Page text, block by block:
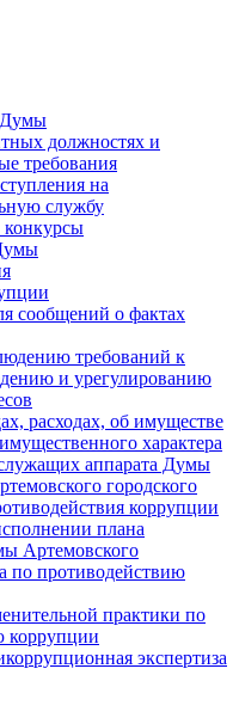
Думы
должностях и
требования
на
службу
сообщений о фактах
требований к
и урегулированию
расходах, об имуществе
характера
аппарата Думы
городского
коррупции
плана
Артемовского
по противодействию
практики по
коррупции
экспертиза